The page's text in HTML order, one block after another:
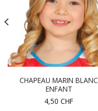
CHAPEAU MARIN BLANC
ENFANT
4,50 CHF